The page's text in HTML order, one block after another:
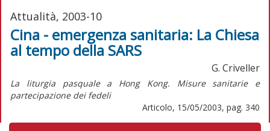
Attualità, 2003-10
Cina - emergenza sanitaria: La Chiesa
al tempo della SARS
G. Criveller
La liturgia pasquale a Hong Kong. Misure sanitarie e
partecipazione dei fedeli
Articolo, 15/05/2003, pag. 340